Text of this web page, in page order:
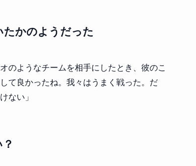
かのようだった
のようなチームを相手にしたとき、彼のこ
て良かったね。我々はうまく戦った。だ
ない」